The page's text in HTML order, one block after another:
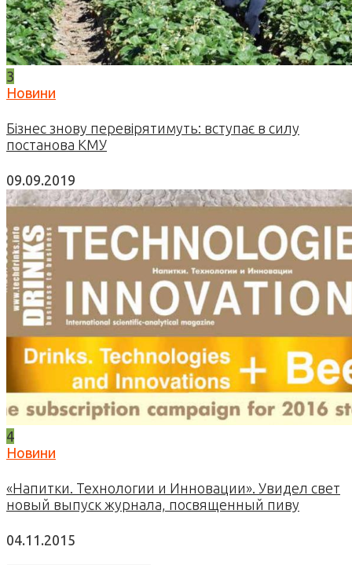
3
Новини
Бізнес знову перевірятимуть: вступає в силу
постанова КМУ
09.09.2019
4
Новини
«Напитки. Технологии и Инновации». Увидел свет
новый выпуск журнала, посвященный пиву
04.11.2015